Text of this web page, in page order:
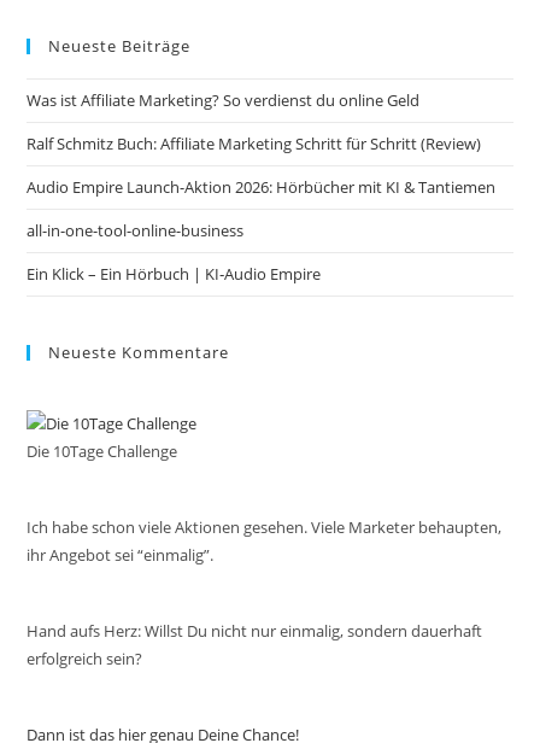
Neueste Beiträge
Was ist Affiliate Marketing? So verdienst du online Geld
Ralf Schmitz Buch: Affiliate Marketing Schritt für Schritt (Review)
Audio Empire Launch-Aktion 2026: Hörbücher mit KI & Tantiemen
all-in-one-tool-online-business
Ein Klick – Ein Hörbuch | KI‑Audio Empire
Neueste Kommentare
Die 10Tage Challenge
Ich habe schon viele Aktionen gesehen. Viele Marketer behaupten,
ihr Angebot sei “einmalig”.
Hand aufs Herz: Willst Du nicht nur einmalig, sondern dauerhaft
erfolgreich sein?
Dann ist das hier genau Deine Chance!